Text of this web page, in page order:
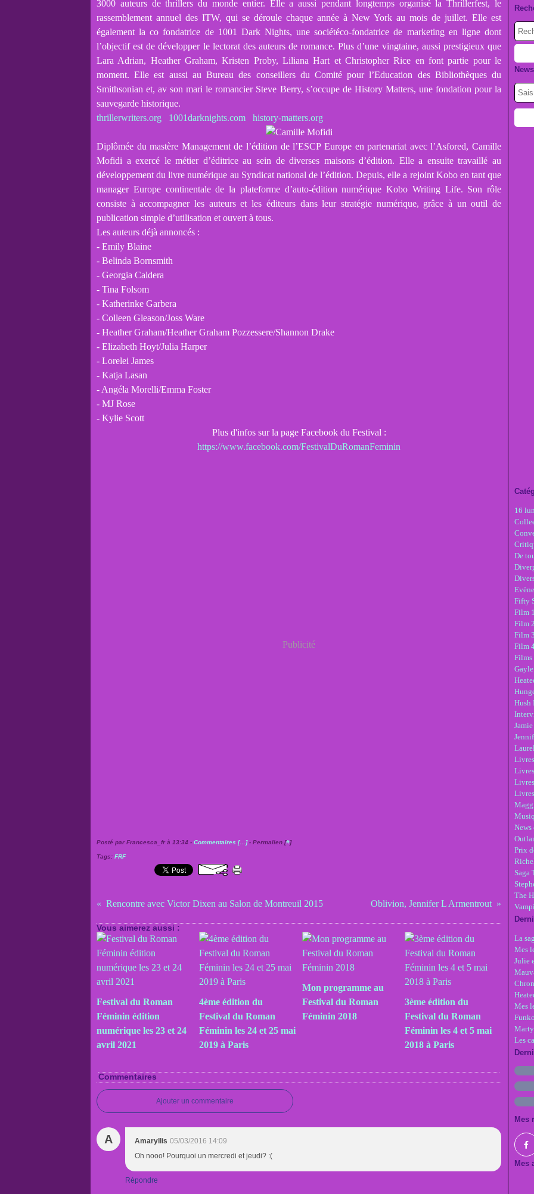
3000 auteurs de thrillers du monde entier. Elle a aussi pendant longtemps organisé la Thrillerfest, le
rassemblement annuel des ITW, qui se déroule chaque année à New York au mois de juillet. Elle est
également la co fondatrice de 1001 Dark Nights, une sociétéco-fondatrice de marketing en ligne dont
l’objectif est de développer le lectorat des auteurs de romance. Plus d’une vingtaine, aussi prestigieux que
Lara Adrian, Heather Graham, Kristen Proby, Liliana Hart et Christopher Rice en font partie pour le
moment. Elle est aussi au Bureau des conseillers du Comité pour l’Education des Bibliothèques du
Smithsonian et, av son mari le romancier Steve Berry, s’occupe de History Matters, une fondation pour la
sauvegarde historique.
thrillerwriters.org
1001darknights.com history-matters.org
Diplômée du mastère Management de l’édition de l’ESCP Europe en partenariat avec l’Asfored, Camille
Mofidi a exercé le métier d’éditrice au sein de diverses maisons d’édition. Elle a ensuite travaillé au
développement du livre numérique au Syndicat national de l’édition. Depuis, elle a rejoint Kobo en tant que
manager Europe continentale de la plateforme d’auto-édition numérique Kobo Writing Life. Son rôle
consiste à accompagner les auteurs et les éditeurs dans leur stratégie numérique, grâce à un outil de
publication simple d’utilisation et ouvert à tous.
Les auteurs déjà annoncés :
- Emily Blaine
- Belinda Bornsmith
- Georgia Caldera
- Tina Folsom
- Katherinke Garbera
- Colleen Gleason/Joss Ware
- Heather Graham/Heather Graham Pozzessere/Shannon Drake
- Elizabeth Hoyt/Julia Harper
- Lorelei James
- Katja Lasan
- Angéla Morelli/Emma Foster
- MJ Rose
- Kylie Scott
Plus d'infos sur la page Facebook du Festival :
https://www.facebook.com/FestivalDuRomanFeminin
Publicité
Posté par Francesca_fr à 13:34 - Commentaires [… ]- Permalien [#]
Tags: FRF
Rencontre avec Victor Dixen au Salon de Montreuil 2015 Oblivion, Jennifer L Armentrout
Vous aimerez aussi :
Festival du Roman
Féminin édition
numérique les 23 et 24
avril 2021
4ème édition du
Festival du Roman
Féminin les 24 et 25 mai
2019 à Paris
Mon programme au
Festival du Roman
Féminin 2018
3ème édition du
Festival du Roman
Féminin les 4 et 5 mai
2018 à Paris
Commentaires
Ajouter un commentaire
A Amaryllis 05/03/2016 14:09
Oh nooo! Pourquoi un mercredi et jeudi? :(
Répondre
16
De
Fifty
Film
Film
Film
Film
Films
Hush
Livres
News
Prix
Saga
The
La
Mes
Julie
Mes
Les
Mes
Mes